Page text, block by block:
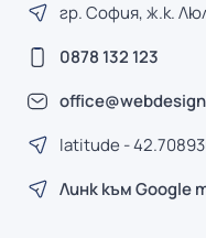
гр. София, ж.к.
0878 132 123
latitude -
Линк към Google